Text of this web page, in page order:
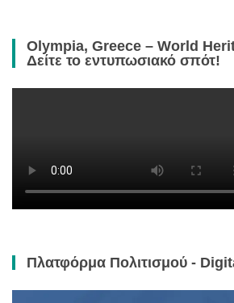
Olympia, Greece – World
Δείτε το εντυπωσιακό σπότ!
Πλατφόρμα Πολιτισμού -